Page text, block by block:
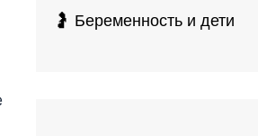
🤰 Беременность и дети